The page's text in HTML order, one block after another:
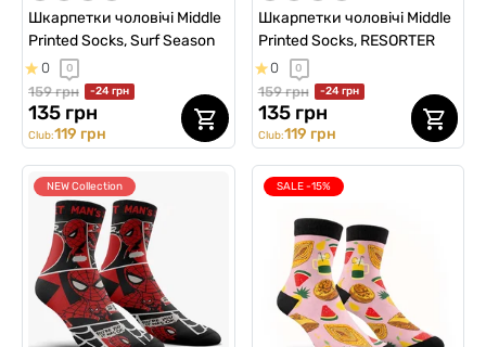
Шкарпетки чоловічі Middle
Printed Socks, Surf Season
0 0
159 грн -24 грн
135 грн
Club:119 грн
Шкарпетки чоловічі Middle
Printed Socks, RESORTER
0 0
159 грн -24 грн
135 грн
Club:119 грн
NEW Collection SALE -15%